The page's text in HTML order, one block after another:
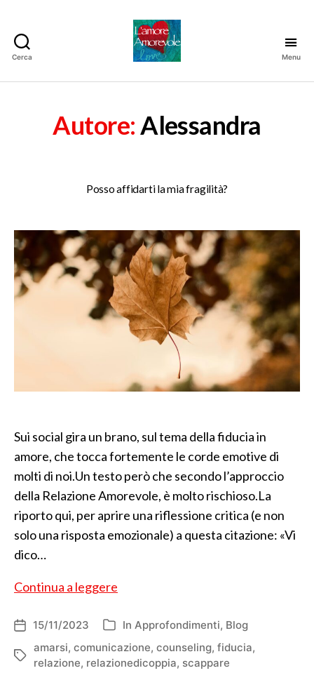
Cerca
Relazione
Menu
Autore:Alessandra
Posso affidarti la mia fragilità?
Sui social gira un brano, sul tema della fiducia in
amore, che tocca fortemente le corde emotive di
molti di noi.Un testo però che secondo l’approccio
della Relazione Amorevole, è molto rischioso.La
riporto qui, per aprire una riflessione critica (e non
solo una risposta emozionale) a questa citazione: «Vi
dico…
Continua a leggere
la
mia
fragilità?
Data
dell'articolo
15/11/2023 Categorie
In Approfondimenti, Blog
Tag
amarsi, comunicazione, counseling, fiducia,
relazione, relazionedicoppia, scappare